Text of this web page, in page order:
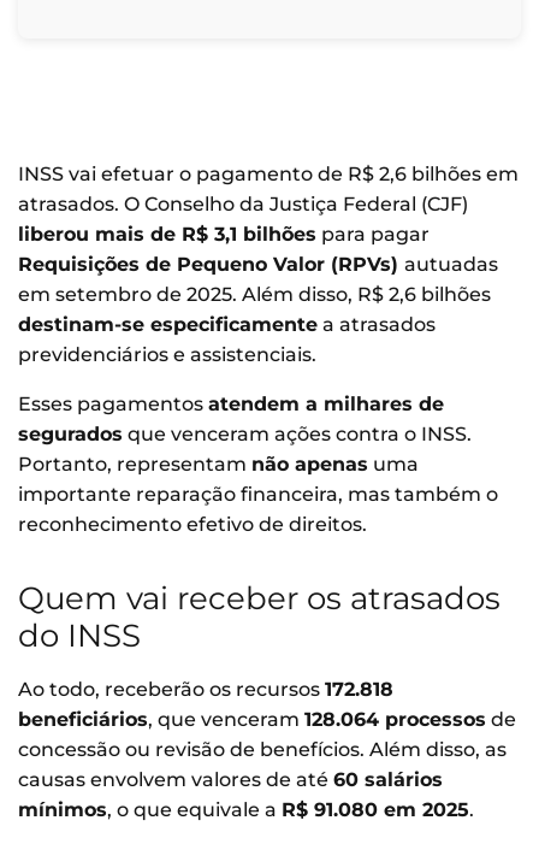
INSS vai efetuar o pagamento de R$ 2,6 bilhões em
atrasados. O Conselho da Justiça Federal (CJF)
liberou mais de R$ 3,1 bilhões para pagar
Requisições de Pequeno Valor (RPVs) autuadas
em setembro de 2025. Além disso, R$ 2,6 bilhões
destinam-se especificamente a atrasados
previdenciários e assistenciais.
Esses pagamentos atendem a milhares de
segurados que venceram ações contra o INSS.
Portanto, representam não apenas uma
importante reparação financeira, mas também o
reconhecimento efetivo de direitos.
Quem vai receber os atrasados
do INSS
Ao todo, receberão os recursos 172.818
beneficiários, que venceram 128.064 processos de
concessão ou revisão de benefícios. Além disso, as
causas envolvem valores de até 60 salários
mínimos, o que equivale a R$ 91.080 em 2025.